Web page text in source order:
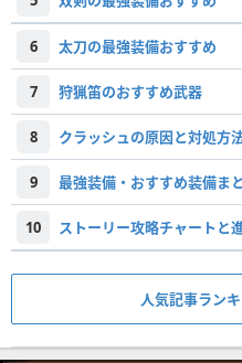
6 太刀の最強装備おすすめ
7 狩猟笛のおすすめ武器
8 クラッシュの原因と対処方
9 最強装備・おすすめ装備ま
10 ストーリー攻略チャートと
人気記事ラン